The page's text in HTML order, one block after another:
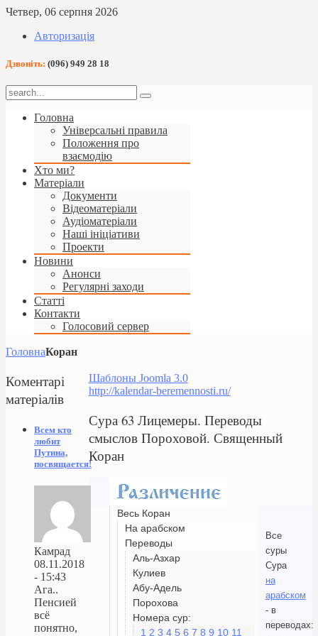
Четвер, 06 серпня 2026
Авторизація
Дзвоніть: (096) 949 28 18
Головна
Універсальні правила
Положення про
взаємодію
Хто ми?
Матеріали
Документи
Відеоматеріали
Аудіоматеріали
Наші ініціативи
Проекти
Новини
Анонси
Регулярні заходи
Статті
Контакти
Голосовий сервер
ГоловнаКоран
Шаблоны Joomla 3.0
http://kalendar-beremennosti.ru/
Сура 63 Лицемеры. Переводы
смыслов Пороховой. Священный
Коран
Весь Коран
На арабском
Переводы
Аль-Азхар
Кулиев
Абу-Адель
Порохова
Номера сур:
1 2 3 4 5 6 7 8 9 10 11
Все
суры
Сура
на
арабском
- в
переводах:
Коментарі
матеріалів
Всем кто
любит
Путина,
посвящается!
Камрад
08.11.2018
- 15:43
Ага..
Пенсией
всё
понятно,